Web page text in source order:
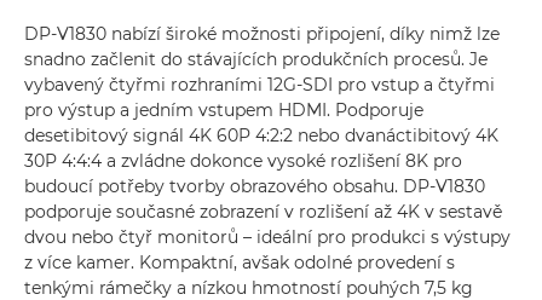
DP-V1830 nabízí široké možnosti připojení, díky nimž lze
snadno začlenit do stávajících produkčních procesů. Je
vybavený čtyřmi rozhraními 12G-SDI pro vstup a čtyřmi
pro výstup a jedním vstupem HDMI. Podporuje
desetibitový signál 4K 60P 4:2:2 nebo dvanáctibitový 4K
30P 4:4:4 a zvládne dokonce vysoké rozlišení 8K pro
budoucí potřeby tvorby obrazového obsahu. DP-V1830
podporuje současné zobrazení v rozlišení až 4K v sestavě
dvou nebo čtyř monitorů – ideální pro produkci s výstupy
z více kamer. Kompaktní, avšak odolné provedení s
tenkými rámečky a nízkou hmotností pouhých 7,5 kg